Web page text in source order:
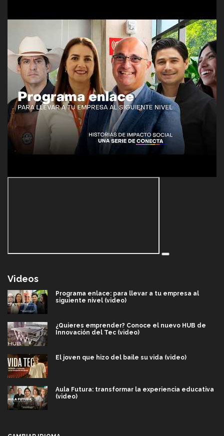
Videos
Programa enlace: para llevar a tu empresa al
siguiente nivel (video)
¿Quieres emprender? Conoce el nuevo HUB de
Innovación del Tec (video)
El joven que hizo del baile su vida (video)
Aula Futura: transformar la experiencia educativa
(video)